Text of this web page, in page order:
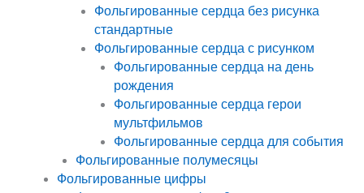
Фольгированные сердца без рисунка
стандартные
Фольгированные сердца с рисунком
Фольгированные сердца на день
рождения
Фольгированные сердца герои
мультфильмов
Фольгированные сердца для события
Фольгированные полумесяцы
Фольгированные цифры